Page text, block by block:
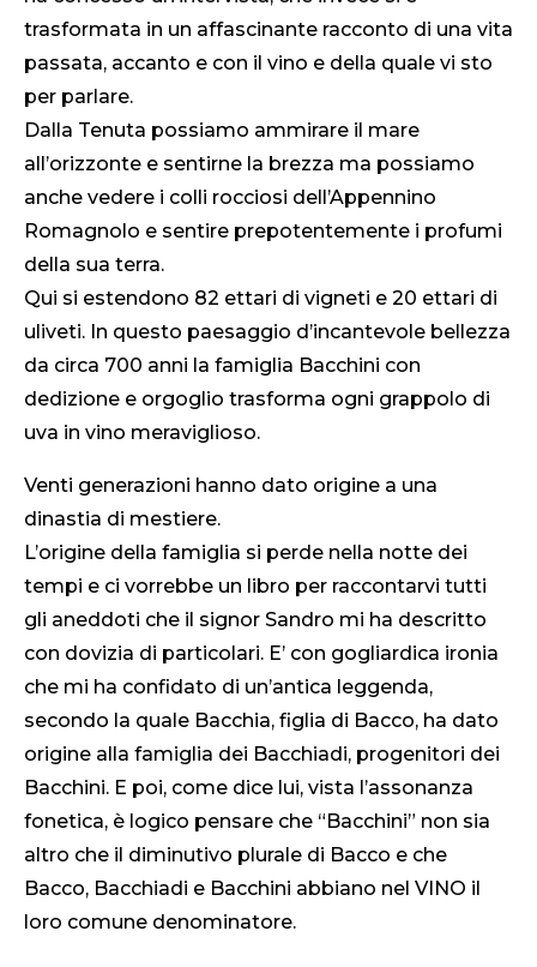
trasformata in un affascinante racconto di una vita
passata, accanto e con il vino e della quale vi sto
per parlare.
Dalla Tenuta possiamo ammirare il mare
all’orizzonte e sentirne la brezza ma possiamo
anche vedere i colli rocciosi dell’Appennino
Romagnolo e sentire prepotentemente i profumi
della sua terra.
Qui si estendono 82 ettari di vigneti e 20 ettari di
uliveti. In questo paesaggio d’incantevole bellezza
da circa 700 anni la famiglia Bacchini con
dedizione e orgoglio trasforma ogni grappolo di
uva in vino meraviglioso.
Venti generazioni hanno dato origine a una
dinastia di mestiere.
L’origine della famiglia si perde nella notte dei
tempi e ci vorrebbe un libro per raccontarvi tutti
gli aneddoti che il signor Sandro mi ha descritto
con dovizia di particolari. E’ con gogliardica ironia
che mi ha confidato di un’antica leggenda,
secondo la quale Bacchia, figlia di Bacco, ha dato
origine alla famiglia dei Bacchiadi, progenitori dei
Bacchini. E poi, come dice lui, vista l’assonanza
fonetica, è logico pensare che “Bacchini” non sia
altro che il diminutivo plurale di Bacco e che
Bacco, Bacchiadi e Bacchini abbiano nel VINO il
loro comune denominatore.